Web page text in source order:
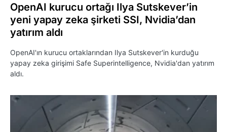
OpenAI kurucu ortağı Ilya Sutskever’in
yeni yapay zeka şirketi SSI, Nvidia’dan
yatırım aldı
OpenAI'ın kurucu ortaklarından Ilya Sutskever'in kurduğu
yapay zeka girişimi Safe Superintelligence, Nvidia'dan yatırım
aldı.